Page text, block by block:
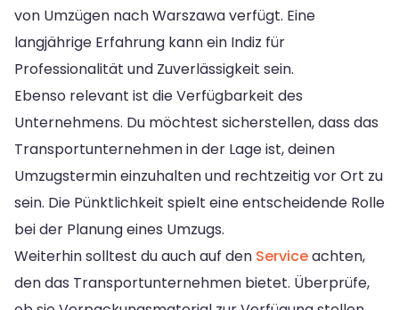
von Umzügen nach Warszawa verfügt. Eine
langjährige Erfahrung kann ein Indiz für
Professionalität und Zuverlässigkeit sein.
Ebenso relevant ist die Verfügbarkeit des
Unternehmens. Du möchtest sicherstellen, dass das
Transportunternehmen in der Lage ist, deinen
Umzugstermin einzuhalten und rechtzeitig vor Ort zu
sein. Die Pünktlichkeit spielt eine entscheidende Rolle
bei der Planung eines Umzugs.
Weiterhin solltest du auch auf den Serviceachten,
den das Transportunternehmen bietet. Überprüfe,